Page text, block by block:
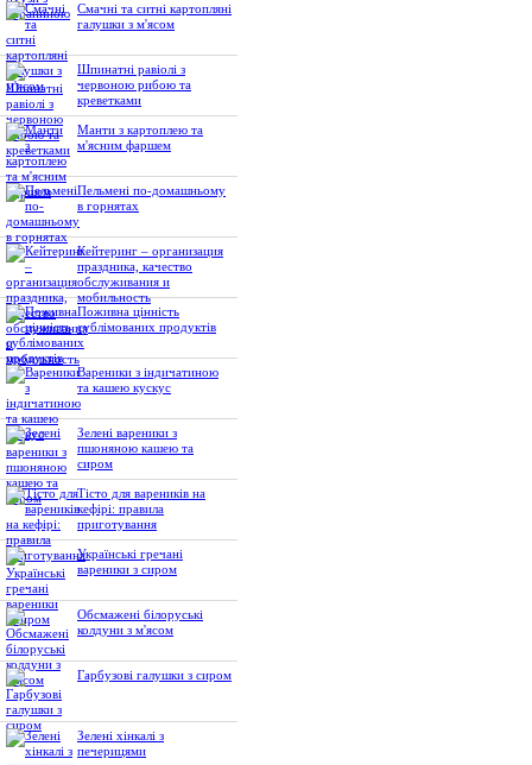
Смачні та ситні картопляні
галушки з м'ясом
Шпинатні равіолі з
червоною рибою та
креветками
Манти з картоплею та
м'ясним фаршем
Пельмені по-домашньому
в горнятах
Кейтеринг – организация
праздника, качество
обслуживания и
мобильность
Поживна цінність
сублімованих продуктів
Вареники з індичатиною
та кашею кускус
Зелені вареники з
пшоняною кашею та
сиром
Тісто для вареників на
кефірі: правила
приготування
Українські гречані
вареники з сиром
Обсмажені білоруські
колдуни з м'ясом
Гарбузові галушки з сиром
Зелені хінкалі з
печерицями